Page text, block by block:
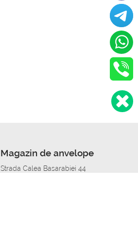
Magazin de anvelope
Strada Calea Basarabiei 44